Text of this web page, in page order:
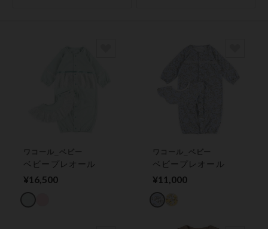
ワコール_ベビー
ベビープレオール
¥16,500
ワコール_ベビー
ベビープレオール
¥11,000